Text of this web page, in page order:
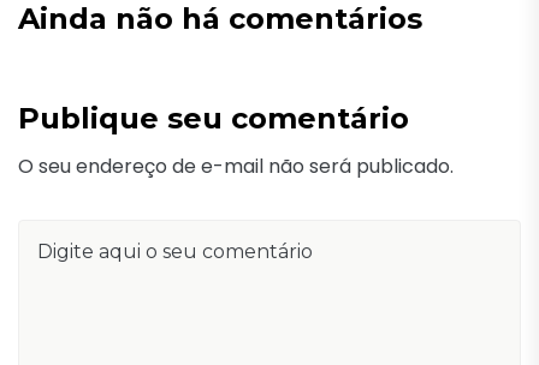
Ainda não há comentários
Publique seu comentário
O seu endereço de e-mail não será publicado.